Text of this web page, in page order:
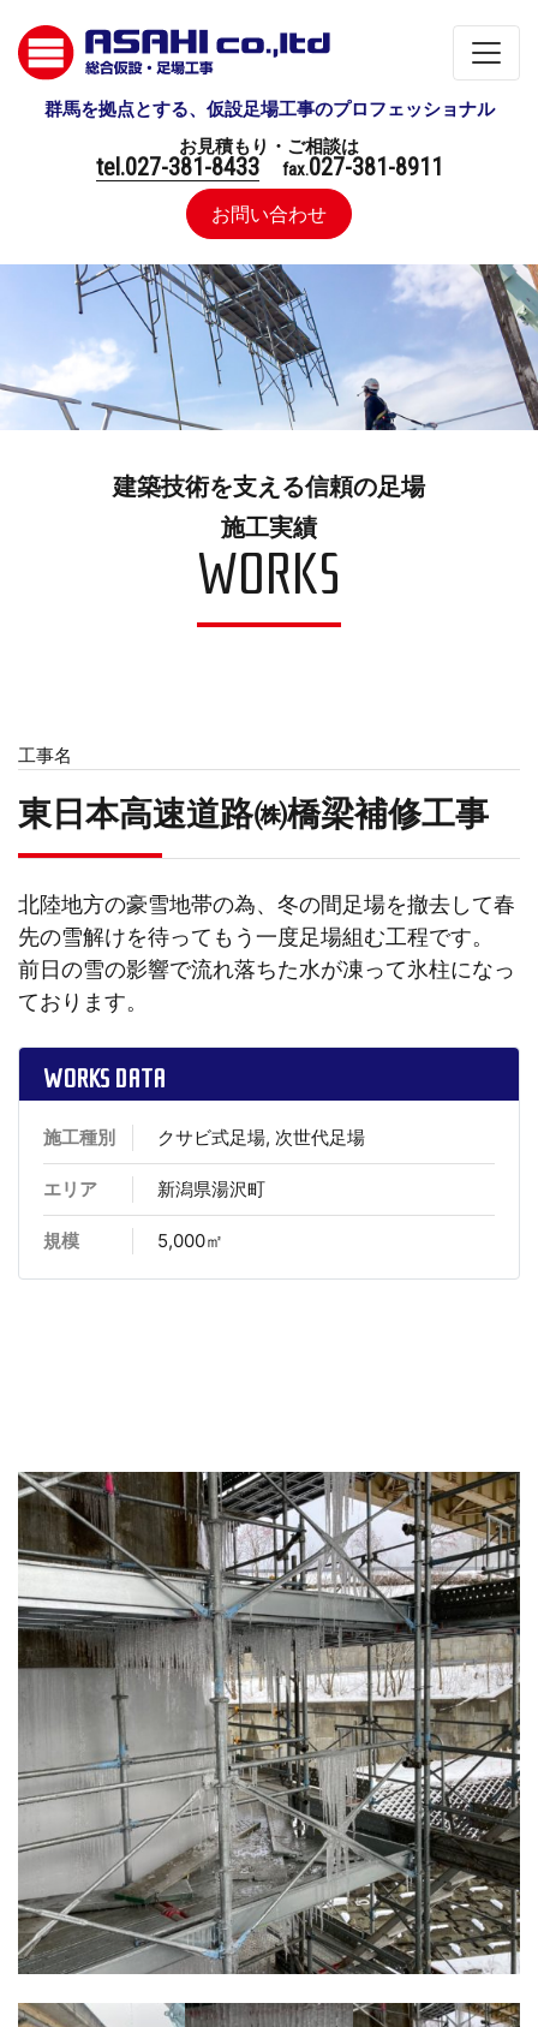
群馬を拠点とする、仮設足場工事のプロフェッショナル
お見積もり・ご相談は
tel.027-381-8433 fax.027-381-8911
お問い合わせ
建築技術を支える信頼の足場
施工実績
WORKS
工事名
東日本高速道路㈱橋梁補修工事
北陸地方の豪雪地帯の為、冬の間足場を撤去して春
先の雪解けを待ってもう一度足場組む工程です。
前日の雪の影響で流れ落ちた水が凍って氷柱になっ
ております。
WORKS DATA
施工種別 クサビ式足場, 次世代足場
エリア 新潟県湯沢町
規模 5,000㎡